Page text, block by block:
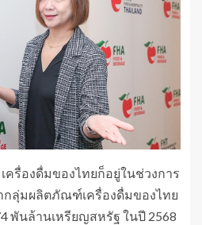
รื่องดื่มของไทยก็อยู่ในช่วงการ
กลุ่มผลิตภัณฑ์เครื่องดื่มของไทย
พันล้านเหรียญสหรัฐ ในปี 2568